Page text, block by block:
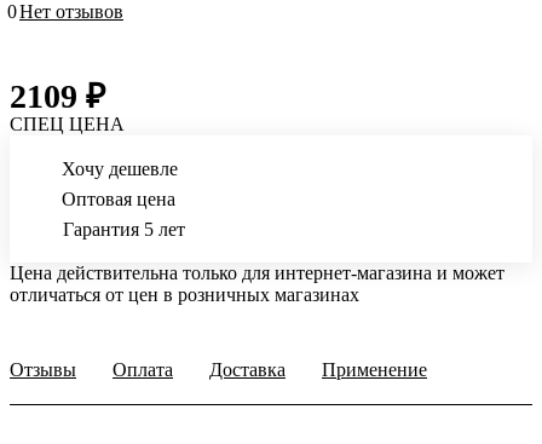
0Нет отзывов
2109 ₽
СПЕЦ ЦЕНА
Хочу дешевле
Оптовая цена
Гарантия 5 лет
Цена действительна только для интернет-магазина и может
отличаться от цен в розничных магазинах
Отзывы Оплата Доставка Применение